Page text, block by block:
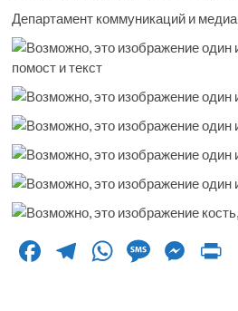
Департамент коммуникаций и медиа
F
T
W M M